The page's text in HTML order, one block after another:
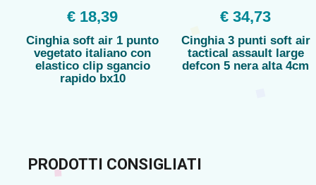
€ 18,39
Cinghia soft air 1 punto
vegetato italiano con
elastico clip sgancio
rapido bx10
€ 34,73
Cinghia 3 punti soft air
tactical assault large
defcon 5 nera alta 4cm
PRODOTTI CONSIGLIATI